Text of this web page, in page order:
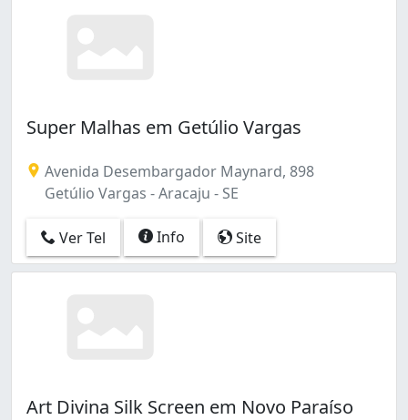
Super Malhas em Getúlio Vargas
Avenida Desembargador Maynard, 898
Getúlio Vargas - Aracaju - SE
Ver Tel Info Site
Art Divina Silk Screen em Novo Paraíso